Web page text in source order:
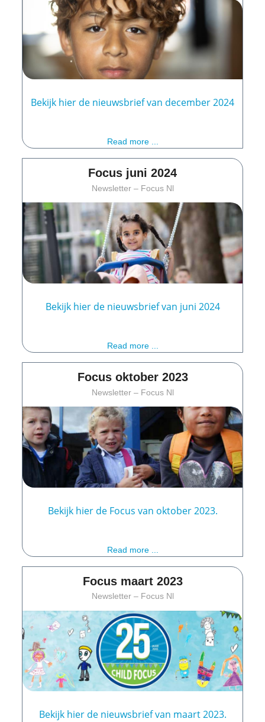
Bekijk hier de nieuwsbrief van december 2024
Read more ...
Focus juni 2024
Newsletter – Focus Nl
Bekijk hier de nieuwsbrief van juni 2024
Read more ...
Focus oktober 2023
Newsletter – Focus Nl
Bekijk hier de Focus van oktober 2023.
Read more ...
Focus maart 2023
Newsletter – Focus Nl
Bekijk hier de nieuwsbrief van maart 2023.